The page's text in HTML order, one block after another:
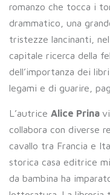
romanzo che tocca i
drammatico, una
tristezze lancinanti,
capitale ricerca della
dell’importanza dei
legami e di guarire,
L’autrice Alice Prina
collabora con diverse
cavallo tra Francia e
storica casa editrice
da bambina ha